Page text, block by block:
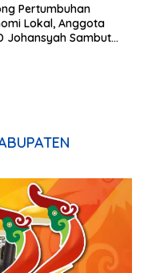
Pertumbuhan
Lokal, Anggota
Johansyah Sambut